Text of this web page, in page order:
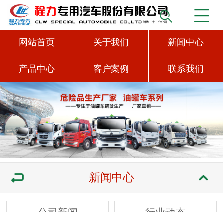
网站首页 关于我们 新闻中心
产品中心 客户案例 联系我们
新闻中心